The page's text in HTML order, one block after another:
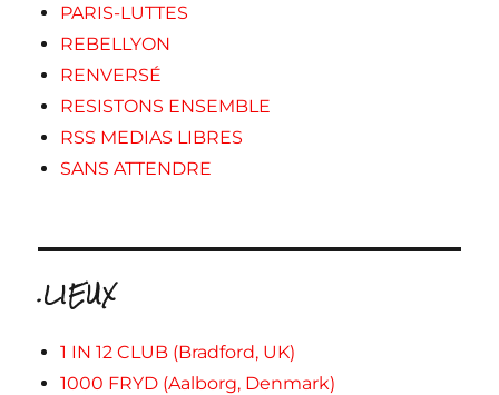
PARIS-LUTTES
REBELLYON
RENVERSÉ
RESISTONS ENSEMBLE
RSS MEDIAS LIBRES
SANS ATTENDRE
.LIEUX
1 IN 12 CLUB (Bradford, UK)
1000 FRYD (Aalborg, Denmark)